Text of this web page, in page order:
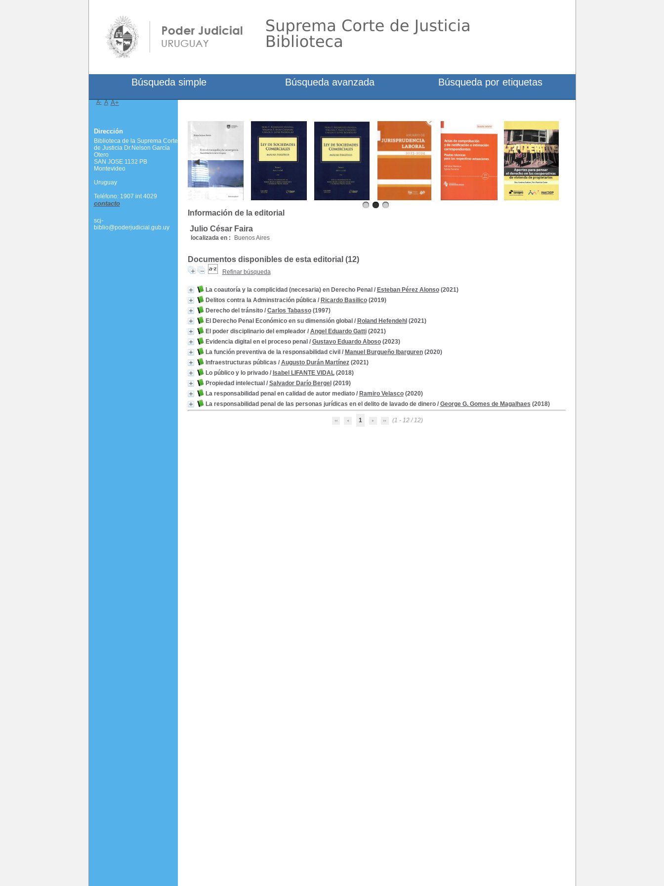
Información de la editorial
Julio César Faira
localizada en : Buenos Aires
Documentos disponibles de esta editorial (12)
Refinar búsqueda
La coautoría y la complicidad (necesaria) en Derecho Penal / Esteban Pérez Alonso(2021)
Delitos contra la Adminstración pública/ Ricardo Basilico(2019)
Derecho del tránsito/ Carlos Tabasso(1997)
El Derecho Penal Económico en su dimensión global / Roland Hefendehl (2021)
El poder disciplinario del empleador/ Angel Eduardo Gatti(2021)
Evidencia digital en el proceso penal / Gustavo Eduardo Aboso(2023)
La función preventiva de la responsabilidad civil / Manuel Burgueño Ibarguren(2020)
Infraestructuras públicas / Augusto Durán Martínez(2021)
Lo público y lo privado/ Isabel LIFANTE VIDAL(2018)
Propiedad intelectual / Salvador Darío Bergel (2019)
La responsabilidad penal en calidad de autor mediato/ Ramiro Velasco(2020)
La responsabilidad penal de las personas jurídicas en el delito de lavado de dinero/ George G. Gomes de Magalhaes (2018)
1 (1 - 12 / 12)
Búsqueda simple Búsqueda avanzada Búsqueda por etiquetas
A- A A+
Dirección
Biblioteca de la Suprema Corte
de Justicia Dr.Nelson García
Otero
SAN JOSE 1132 PB
Montevideo
Uruguay
Teléfono: 1907 int 4029
contacto
scj-
biblio@poderjudicial.gub.uy